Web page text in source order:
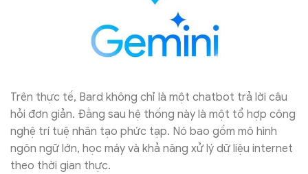
Trên thực tế, Bard không chỉ là một chatbot trả lời câu
hỏi đơn giản. Đằng sau hệ thống này là một tổ hợp công
nghệ trí tuệ nhân tạo phức tạp. Nó bao gồm mô hình
ngôn ngữ lớn, học máy và khả năng xử lý dữ liệu internet
theo thời gian thực.